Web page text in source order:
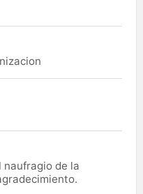
naufragio de la